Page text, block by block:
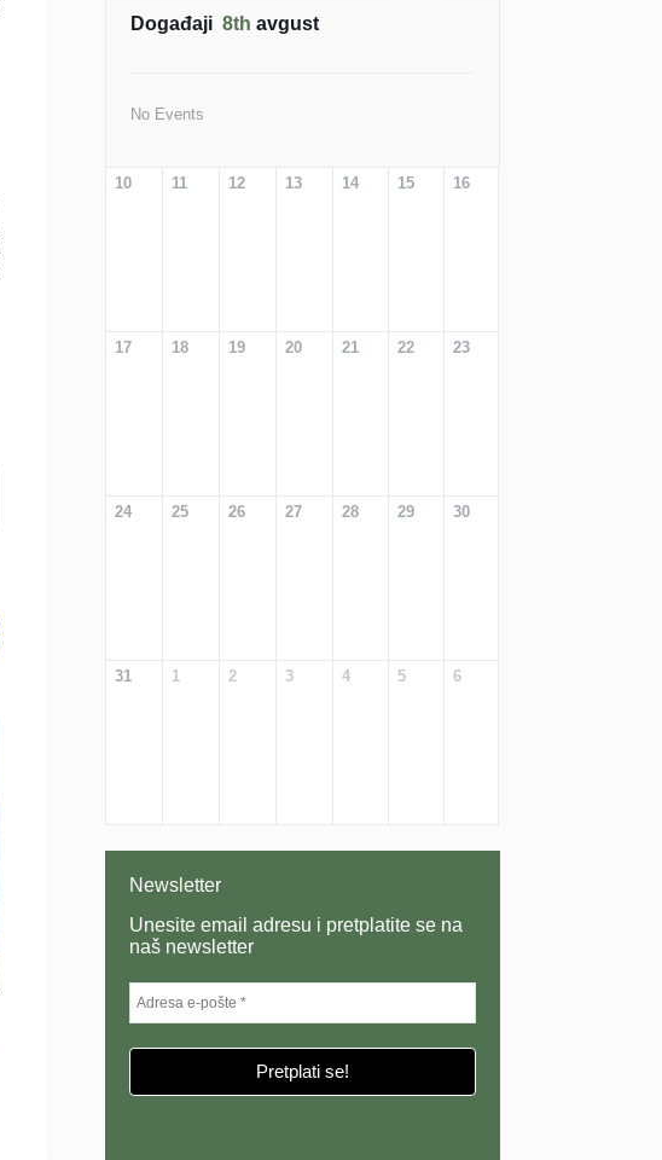
Događaji 8th avgust
No Events
10 11 12 13 14 15 16
17 18 19 20 21 22 23
24 25 26 27 28 29 30
31 1 2 3 4 5 6
Newsletter
Unesite email adresu i pretplatite se na
naš newsletter